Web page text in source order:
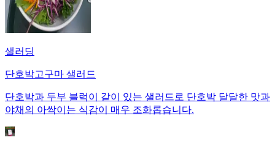
샐러딩
단호박고구마 샐러드
단호박과 두부 블럭이 같이 있는 샐러드로 단호박 달달한 맛과
야채의 아싹이는 식감이 매우 조화롭습니다.